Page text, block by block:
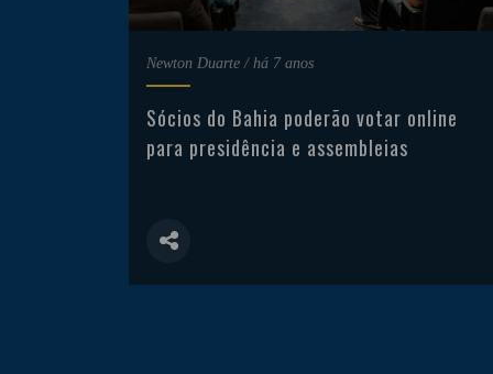
Newton Duarte / há 7 anos
Sócios do Bahia poderão votar online
para presidência e assembleias